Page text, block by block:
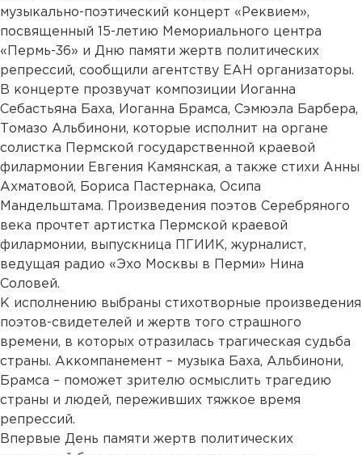
музыкально-поэтический концерт «Реквием»,
посвященный 15-летию Мемориального центра
«Пермь-36» и Дню памяти жертв политических
репрессий, сообщили агентству ЕАН организаторы.
В концерте прозвучат композиции Иоганна
Себастьяна Баха, Иоганна Брамса, Сэмюэла Барбера,
Томазо Альбинони, которые исполнит на органе
солистка Пермской государственной краевой
филармонии Евгения Камянская, а также стихи Анны
Ахматовой, Бориса Пастернака, Осипа
Мандельштама. Произведения поэтов Серебряного
века прочтет артистка Пермской краевой
филармонии, выпускница ПГИИК, журналист,
ведущая радио «Эхо Москвы в Перми» Нина
Соловей.
К исполнению выбраны стихотворные произведения
поэтов-свидетелей и жертв того страшного
времени, в которых отразилась трагическая судьба
страны. Аккомпанемент – музыка Баха, Альбинони,
Брамса – поможет зрителю осмыслить трагедию
страны и людей, переживших тяжкое время
репрессий.
Впервые День памяти жертв политических